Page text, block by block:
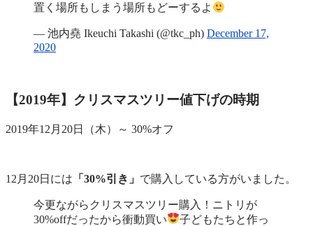
置く場所もしまう場所もどーするよ
— 池内堯 Ikeuchi Takashi (@tkc_ph) December 17,
2020
【2019年】クリスマスツリー値下げの時期
2019年12月20日（木）～ 30%オフ
12月20日には 「30%引き」 で購入している方がいました。
今更ながらクリスマスツリー購入！ニトリが
30%offだったから衝動買い
子どもたちと作っ